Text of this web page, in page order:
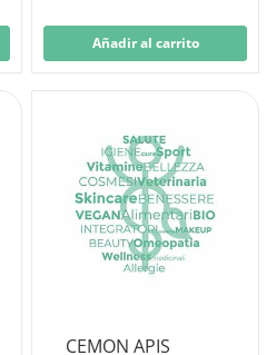
Añadir al carrito
CEMON APIS